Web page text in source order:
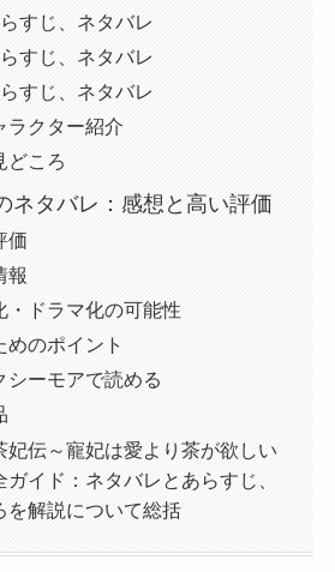
すじ、ネタバレ
すじ、ネタバレ
すじ、ネタバレ
ラクター紹介
どころ
ネタバレ：感想と高い評価
価
報
・ドラマ化の可能性
めのポイント
シーモアで読める
妃伝～寵妃は愛より茶が欲しい
ガイド：ネタバレとあらすじ、
を解説について総括